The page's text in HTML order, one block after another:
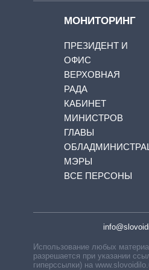
МОНИТОРИНГ
ПРЕЗИДЕНТ И
ОФИС
ВЕРХОВНАЯ
РАДА
КАБИНЕТ
МИНИСТРОВ
ГЛАВЫ
МЭРЫ
ВСЕ ПЕРСОНЫ
Использование любых
разрешается при указании
гиперссылки) на